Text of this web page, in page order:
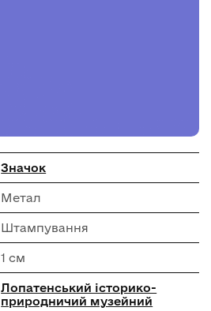
Значок
Метал
Штампування
1 см
Лопатенський історико-
природничий музейний